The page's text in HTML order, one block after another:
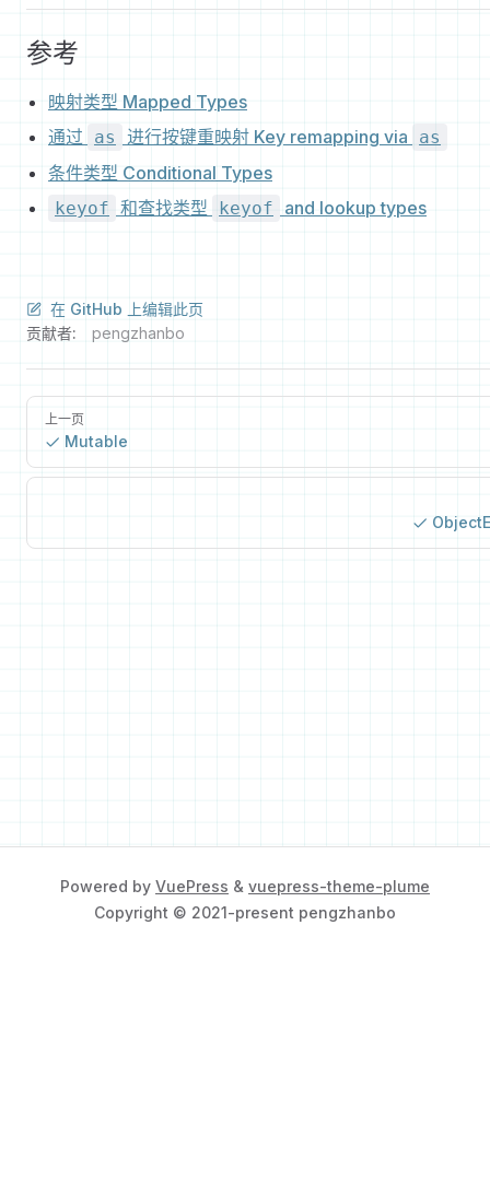
参考
映射类型 Mapped Types
通过
as 进行按键重映射 Key remapping via as
条件类型 Conditional Types
keyof 和查找类型 keyof and lookup types
在 GitHub 上编辑此页
贡献者:
pengzhanbo
上一页
Mutable
Powered by VuePress & vuepress-theme-plume
Copyright © 2021-present pengzhanbo